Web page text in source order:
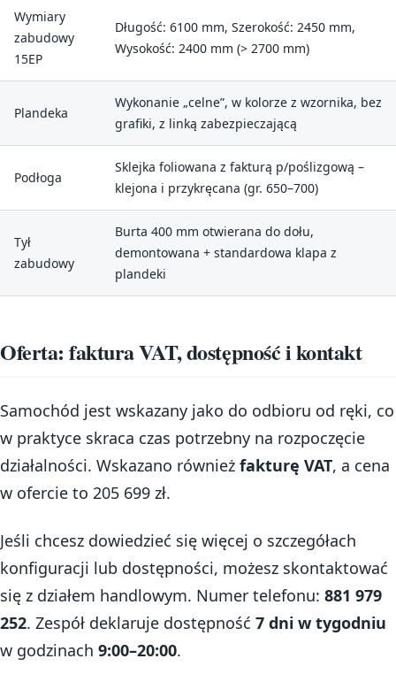
Wymiary
zabudowy
15EP
Długość: 6100 mm, Szerokość: 2450 mm,
Wysokość: 2400 mm (> 2700 mm)
Plandeka
Wykonanie „celne”, w kolorze z wzornika, bez
grafiki, z linką zabezpieczającą
Podłoga
Sklejka foliowana z fakturą p/poślizgową –
klejona i przykręcana (gr. 650–700)
Tył
zabudowy
Burta 400 mm otwierana do dołu,
demontowana + standardowa klapa z
plandeki
Oferta: faktura VAT, dostępność i kontakt
Samochód jest wskazany jako do odbioru od ręki, co
w praktyce skraca czas potrzebny na rozpoczęcie
działalności. Wskazano również fakturę VAT, a cena
w ofercie to 205 699 zł.
Jeśli chcesz dowiedzieć się więcej o szczegółach
konfiguracji lub dostępności, możesz skontaktować
się z działem handlowym. Numer telefonu: 881 979
252. Zespół deklaruje dostępność 7 dni w tygodniu
w godzinach 9:00–20:00.